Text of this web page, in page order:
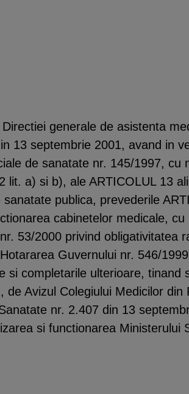
generale de asistenta
13 septembrie 2001, avand in
de sanatate nr. 145/1997, cu
lit. a) si b), ale ARTICOLUL 13
publica, prevederile
cabinetelor medicale, cu
53/2000 privind obligativitatea
Guvernului nr. 546/
si completarile ulterioare, tinand
Avizul Colegiului Medicilor din
nr. 2.407 din 13
si functionarea Ministerului